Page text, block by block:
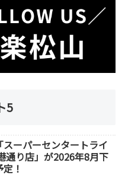
5
スーパーセンタートライ
通り店」が2026年8月下
！